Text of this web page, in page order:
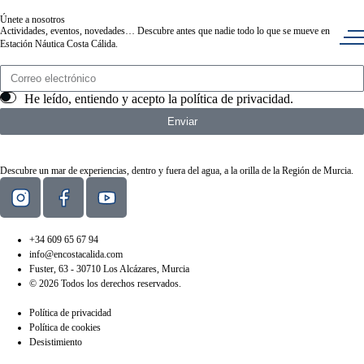
Únete a nosotros
Actividades, eventos, novedades… Descubre antes que nadie todo lo que se mueve en
Estación Náutica Costa Cálida.
He leído, entiendo y acepto la política de privacidad.
Enviar
Descubre un mar de experiencias, dentro y fuera del agua, a la orilla de la Región de Murcia.
+34 609 65 67 94
info@encostacalida.com
Fuster, 63 - 30710 Los Alcázares, Murcia
© 2026 Todos los derechos reservados.
Política de privacidad
Política de cookies
Desistimiento